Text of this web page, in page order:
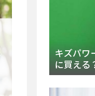
キズパワ
に買える
ソン徹底
所まとめ